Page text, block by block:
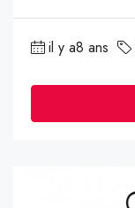
il y a8 ans